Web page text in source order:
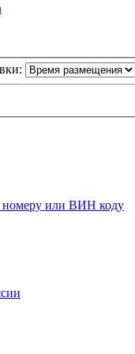
номеру или ВИН коду